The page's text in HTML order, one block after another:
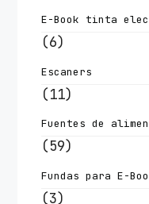
E-Book tinta
(6)
Escaners
(11)
Fuentes de
(59)
Fundas para E-
(3)